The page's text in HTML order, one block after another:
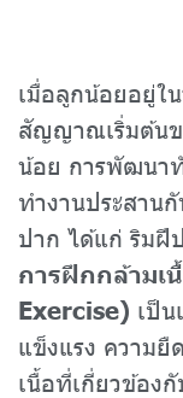
เมื่อลูกน้อยอยู่ใ
สัญญาณเริ่มต้นข
น้อย การพัฒนา
ทำงานประสาน
ปาก ได้แก่ ริมฝี
การฝึกกล้ามเ
Exercise) เป็
แข็งแรง ความ
เนื้อที่เกี่ยวข้อง